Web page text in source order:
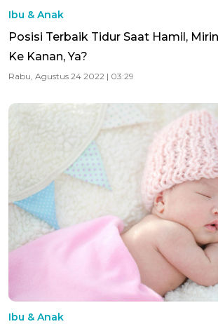
Ibu & Anak
Posisi Terbaik Tidur Saat Hamil,
Ke Kanan, Ya?
Rabu, Agustus 24 2022 | 03:29
Ibu & Anak